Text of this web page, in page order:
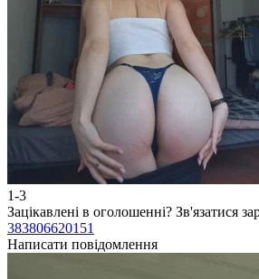
1-3
Зацікавлені в оголошенні? Зв'язатися
383806620151
Написати повідомлення